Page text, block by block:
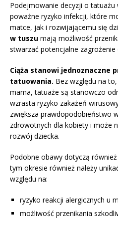
Podejmowanie decyzji o
poważne ryzyko infekcji, które
matce, jak i rozwijającemu się
w tuszu mają możliwość
stwarzać potencjalne zagrożenie
Ciąża stanowi jednoznaczne
tatuowania. Bez względu na
mama, tatuaże są stanowczo
wzrasta ryzyko zakażeń
zwiększa prawdopodobieństwo
zdrowotnych dla kobiety i może
rozwój dziecka.
Podobne obawy dotyczą
tym okresie również należy
względu na:
ryzyko reakcji alergicznych u
możliwość przenikania